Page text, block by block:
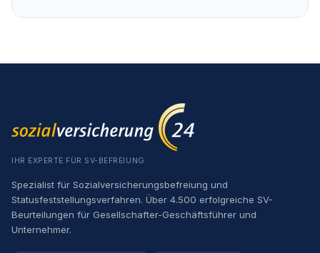
IHR EXPERTE FÜR SV-BEFREIUNG
Spezialist für Sozialversicherungsbefreiung und
Statusfeststellungsverfahren. Über 4.500 erfolgreiche SV-
Beurteilungen für Gesellschafter-Geschäftsführer und
Unternehmer.